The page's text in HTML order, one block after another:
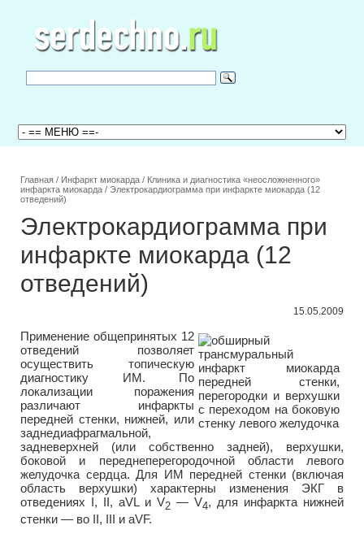
Главная / Инфаркт миокарда / Клиника и диагностика «неосложненного»
инфаркта миокарда / Электрокардиограмма при инфаркте миокарда (12
отведений)
Электрокардиограмма при
инфаркте миокарда (12
отведений)
15.05.2009
Применение общепринятых 12
отведений позволяет
осуществить топическую
диагностику ИМ. По
локализации поражения
различают инфаркты
передней стенки, нижней, или
заднедиафрагмальной,
задневерхней (или собственно задней), верхушки,
боковой и переднеперегородочной области левого
желудочка сердца. Для ИМ передней стенки (включая
область верхушки) характерны изменения ЭКГ в
отведениях I, II, aVL и V2 — V4, для инфаркта нижней
стенки — во II, III и aVF.